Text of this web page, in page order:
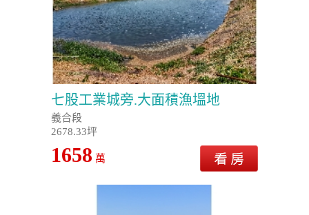
七股工業城旁.大面積漁塭地
義合段
2678.33坪
1658 萬